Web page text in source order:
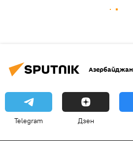
Азербайджан
Telegram Дзен